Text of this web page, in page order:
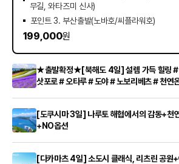
무길, 와타즈미 신사)
포인트 3. 부산출발(노바호/씨플라워호)
199,000원
★출발확정★[북해도 4일] 설렘 가득 힐링＃
삿포로＃오타루＃도야＃노보리베츠＃천연
[도쿠시마 3일] 나루토 해협에서의 감동+
+NO옵션
[다카마츠 4일] 소도시 클래식, 리츠린 공원